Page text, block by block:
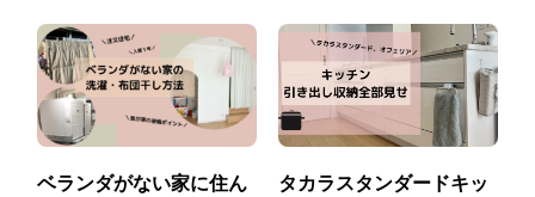
ベランダがない家に住ん
タカラスタンダードキッ